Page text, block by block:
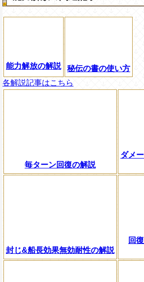
能力解放の解説
秘伝の書の使い方
各解説記事はこちら
毎ターン回復の解説
ダメ
封じ&船長効果無効耐性の解説
回